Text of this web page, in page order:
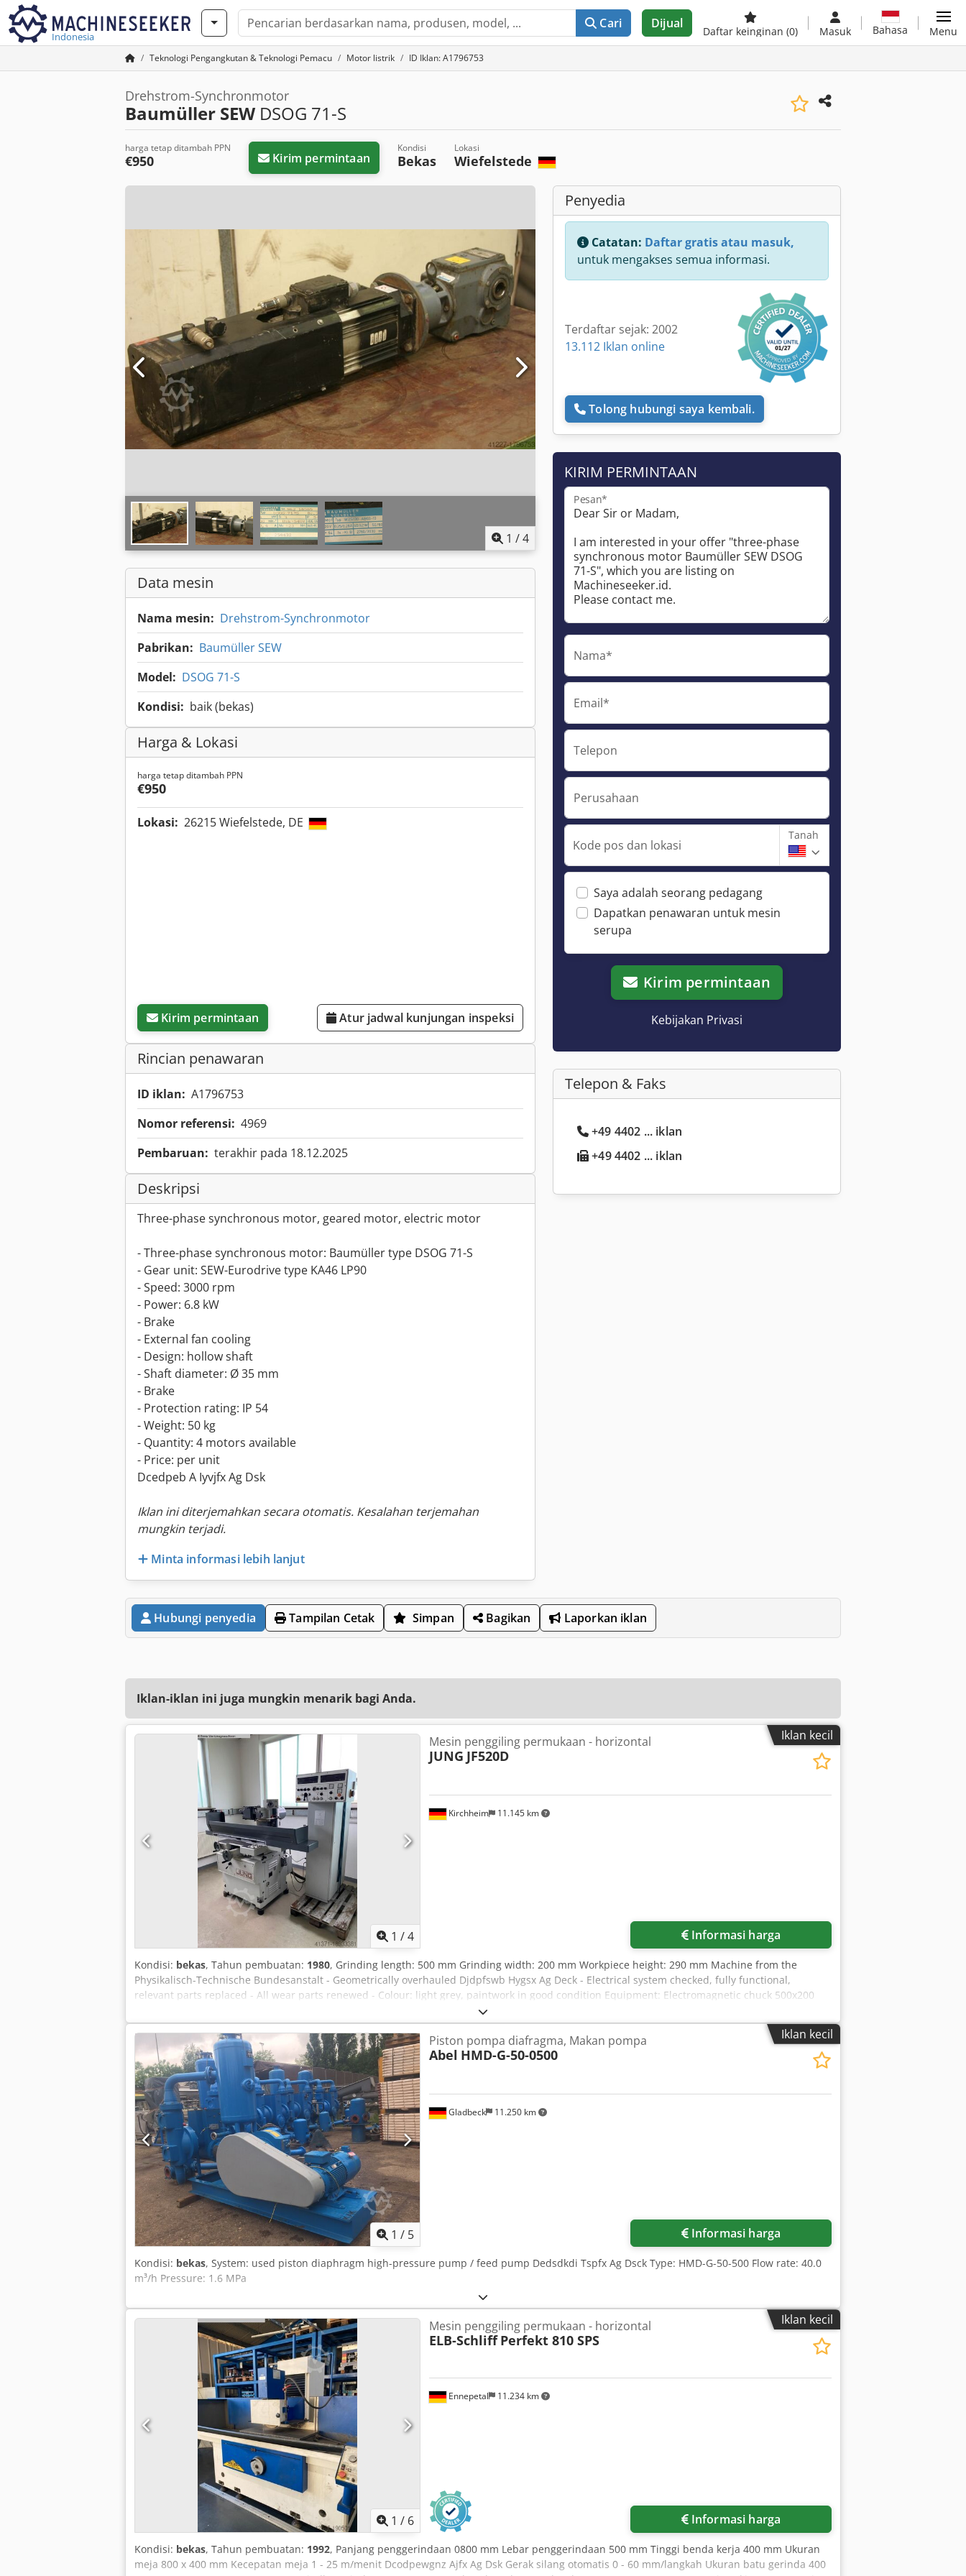
Indonesia
Cari Dijual
Daftar keinginan (0) Masuk Bahasa Menu
Teknologi Pengangkutan & Teknologi Pemacu Motor listrik ID Iklan: A1796753
Drehstrom-Synchronmotor
Baumüller SEW DSOG 71-S
harga tetap ditambah PPN
€950 Kirim permintaan
Kondisi
Bekas
Lokasi
Wiefelstede
1 /4
Data mesin
Nama mesin: Drehstrom-Synchronmotor
Pabrikan: Baumüller SEW
Model: DSOG 71-S
Kondisi: baik (bekas)
Harga & Lokasi
harga tetap ditambah PPN
€950
Lokasi: 26215 Wiefelstede, DE
Kirim permintaan Atur jadwal kunjungan inspeksi
Rincian penawaran
ID iklan: A1796753
Nomor referensi: 4969
Pembaruan: terakhir pada 18.12.2025
Deskripsi
Three-phase synchronous motor, geared motor, electric motor
- Three-phase synchronous motor: Baumüller type DSOG 71-S
- Gear unit: SEW-Eurodrive type KA46 LP90
- Speed: 3000 rpm
- Power: 6.8 kW
- Brake
- External fan cooling
- Design: hollow shaft
- Shaft diameter: Ø 35 mm
- Brake
- Protection rating: IP 54
- Weight: 50 kg
- Quantity: 4 motors available
- Price: per unit
Dcedpeb A Iyvjfx Ag Dsk
Iklan ini diterjemahkan secara otomatis. Kesalahan terjemahan
mungkin terjadi.
Minta informasi lebih lanjut
Penyedia
Catatan: Daftar gratis atau masuk,
untuk mengakses semua informasi.
Terdaftar sejak: 2002
13.112 Iklan online
Tolong hubungi saya kembali.
KIRIM PERMINTAAN
Pesan*
Nama*
Email*
Telepon
Perusahaan
Kode pos dan lokasi
Tanah
Saya adalah seorang pedagang
Dapatkan penawaran untuk mesin
serupa
Kirim permintaan
Kebijakan Privasi
Telepon & Faks
+49 4402 ... iklan
+49 4402 ... iklan
Hubungi penyedia Tampilan Cetak Simpan Bagikan Laporkan iklan
Iklan-iklan ini juga mungkin menarik bagi Anda.
Iklan kecil
1 /4
Kirchheim 11.145 km
Mesin penggiling permukaan - horizontal
JUNG JF520D
Informasi harga
Kondisi: bekas, Tahun pembuatan: 1980, Grinding length: 500 mm Grinding width: 200 mm Workpiece height: 290 mm Machine from the
Physikalisch-Technische Bundesanstalt - Geometrically overhauled Djdpfswb Hygsx Ag Deck - Electrical system checked, fully functional,
relevant parts replaced - All wear parts renewed - Colour: light grey, paintwork in good condition Equipment: Electromagnetic chuck 500x200
mm Grinding spindle overhauled 2-axis digital readout for Y and Z axes Automatic feed for Y and Z axes Y-axis with zero stop Manual wheel
dresser Infinitely variable speed for grinding wheel V-constant compensation for wheel wear Paper band filtration unit, used Max. height with
250 mm wheel diameter: 290 mm Max. grinding area: 600 x 250 mm Max. load including magnet: 100 kg Warranty: 1 year on geometry and
electronics throughout Germany Delivery: ex works Availability: immediately Payment: prior to collection Acceptance at our facility Shipping
according to your specifications
Iklan kecil
1 / 5
Gladbeck 11.250 km
Piston pompa diafragma, Makan pompa
Abel HMD-G-50-0500
Informasi harga
Kondisi: bekas, System: used piston diaphragm high-pressure pump / feed pump Dedsdkdi Tspfx Ag Dsck Type: HMD-G-50-500 Flow rate: 40.0
m³/h Pressure: 1.6 MPa
Iklan kecil
1 / 6
Ennepetal 11.234 km
Mesin penggiling permukaan - horizontal
ELB-Schliff Perfekt 810 SPS
Informasi harga
Kondisi: bekas, Tahun pembuatan: 1992, Panjang penggerindaan 0800 mm Lebar penggerindaan 500 mm Tinggi benda kerja 400 mm Ukuran
meja 800 x 400 mm Kecepatan meja 1 - 25 m/menit Dcodpewgnz Ajfx Ag Dsk Gerak silang otomatis 0 - 60 mm/langkah Ukuran batu gerinda 400